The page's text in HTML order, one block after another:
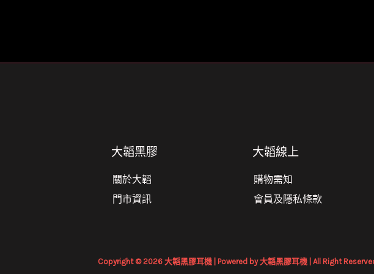
大韜黑膠
關於大韜
門市資訊
大韜線上
購物需知
會員及隱私條款
Copyright © 2026 大韜黑膠耳機 | Powered by 大韜黑膠耳機 | All Right